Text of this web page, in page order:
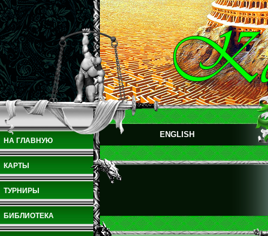
НА ГЛАВНУЮ
КАРТЫ
ТУРНИРЫ
БИБЛИОТЕКА
ENGLISH